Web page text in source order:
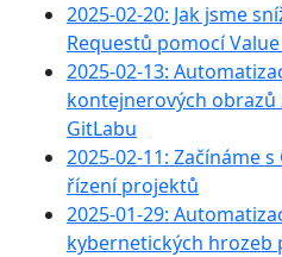
2025-02-20: Jak jsme
Requestů pomocí
2025-02-13:
kontejnerových obrazů
GitLabu
2025-02-11: Začínáme
řízení projektů
2025-01-29:
kybernetických hrozeb